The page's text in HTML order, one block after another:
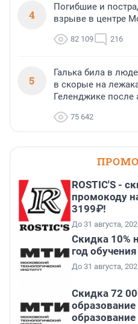
4
Погибшие и
взрыве в центре
82 109 216
5
Галька била в
в скорые на
Геленджике
75 642
ROSTIC'S -
промокоду
3199₽!
До 31 августа,
Скидка 10%
год обучения
До 31 августа,
Скидка 72